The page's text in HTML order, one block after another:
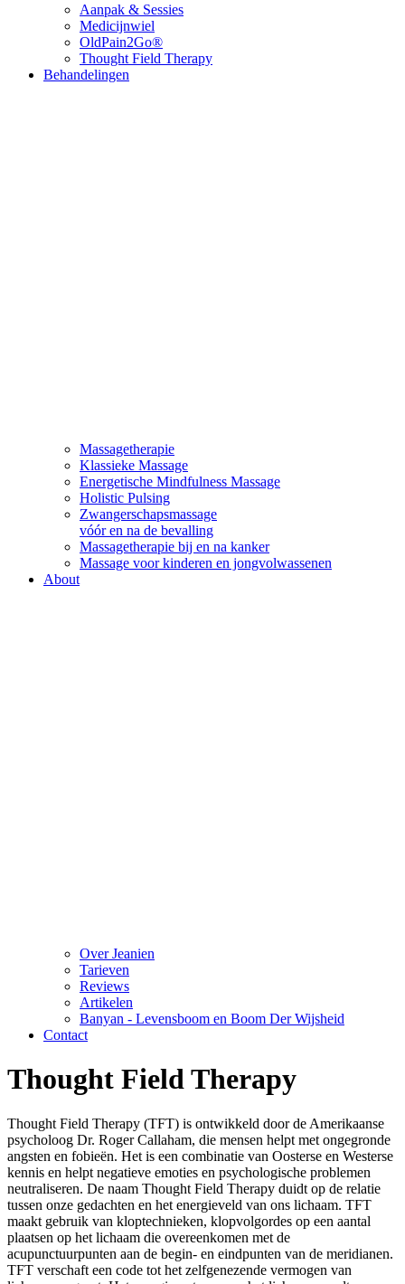
Aanpak & Sessies
Medicijnwiel
OldPain2Go®
Thought Field Therapy
Behandelingen
Massagetherapie
Klassieke Massage
Energetische Mindfulness Massage
Holistic Pulsing
Zwangerschapsmassage
vóór en na de bevalling
Massagetherapie bij en na kanker
Massage voor kinderen en jongvolwassenen
About
Over Jeanien
Tarieven
Reviews
Artikelen
Banyan - Levensboom en Boom Der Wijsheid
Contact
Thought Field Therapy
Thought Field Therapy (TFT) is ontwikkeld door de Amerikaanse
psycholoog Dr. Roger Callaham, die mensen helpt met ongegronde
angsten en fobieën. Het is een combinatie van Oosterse en Westerse
kennis en helpt negatieve emoties en psychologische problemen
neutraliseren. De naam Thought Field Therapy duidt op de relatie
tussen onze gedachten en het energieveld van ons lichaam. TFT
maakt gebruik van kloptechnieken, klopvolgordes op een aantal
plaatsen op het lichaam die overeenkomen met de
acupunctuurpunten aan de begin- en eindpunten van de meridianen.
TFT verschaft een code tot het zelfgenezende vermogen van